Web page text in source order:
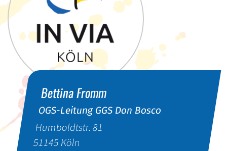
BettinaFromm
OGS-Leitung GGS Don Bosco
Humboldtstr. 81
51145Köln